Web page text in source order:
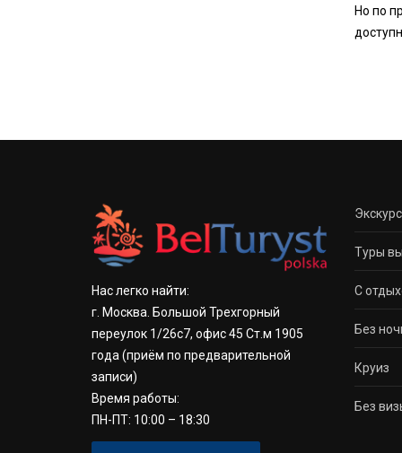
Но по
Нас легко найти:
г. Москва. Большой Трехгорный
переулок 1/26с7, офис 45 Ст.м 1905
года(приём по предварительной
записи)
Время работы:
ПН-ПТ: 10:00 – 18:30
Туры
С
Без
Круиз
Без